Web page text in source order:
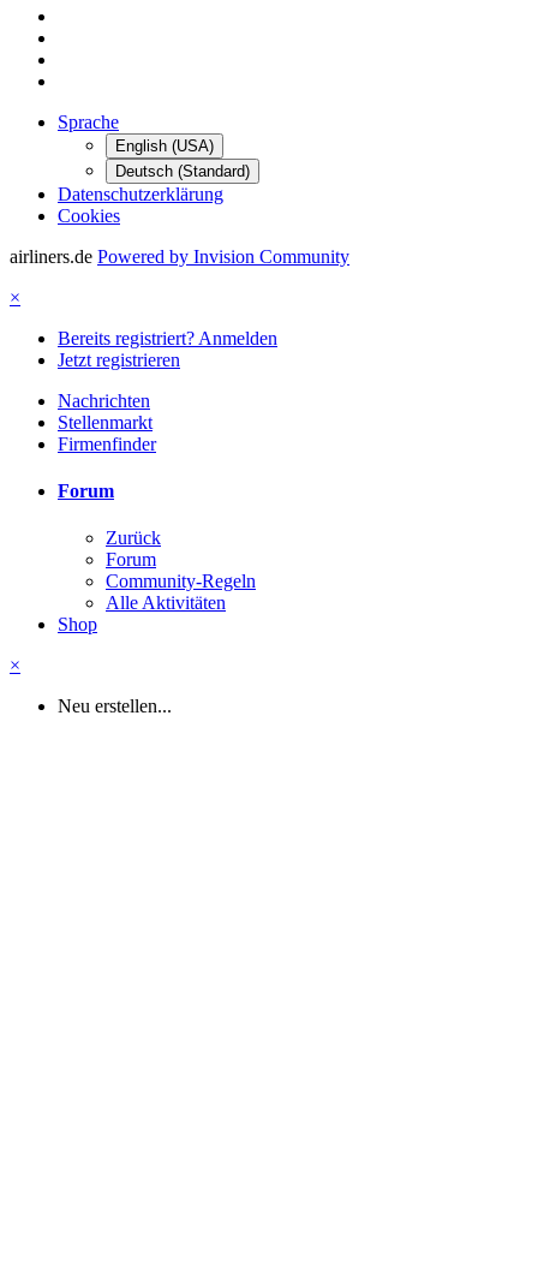
Sprache
English (USA)
Deutsch (Standard)
Datenschutzerklärung
Cookies
airliners.de Powered by Invision Community
×
Bereits registriert? Anmelden
Jetzt registrieren
Nachrichten
Stellenmarkt
Firmenfinder
Forum
Zurück
Forum
Community-Regeln
Alle Aktivitäten
Shop
×
Neu erstellen...